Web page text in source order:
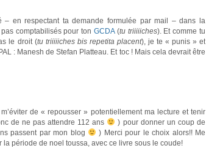
– en respectant ta demande formulée par mail – dans la
comptabilisés pour tonGCDA(tu triiiiiches). Et comme tu
le droit (tu triiiiiches bis repetita placent), je te « punis » et
: Manesh de Stefan Platteau. Et toc ! Mais cela devrait être
de « repousser » potentiellement ma lecture et tenir
de ne pas attendre 112 ans
) pour donner un coup de
passent par mon blog
) Merci pour le choix alors!! Me
période de noel toussa, avec ce livre sous le coude!